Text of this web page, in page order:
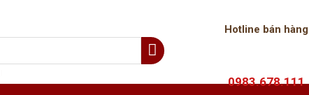
Hotline bán hàng
0983.678.111